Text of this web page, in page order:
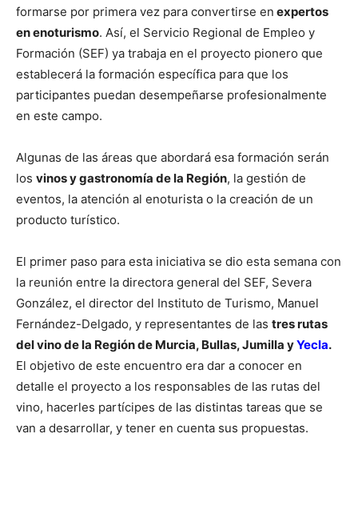
formarse por primera vez para convertirse en expertos
en enoturismo. Así, el Servicio Regional de Empleo y
Formación (SEF) ya trabaja en el proyecto pionero que
establecerá la formación específica para que los
participantes puedan desempeñarse profesionalmente
en este campo.
Algunas de las áreas que abordará esa formación serán
los vinos y gastronomía de la Región, la gestión de
eventos, la atención al enoturista o la creación de un
producto turístico.
El primer paso para esta iniciativa se dio esta semana con
la reunión entre la directora general del SEF, Severa
González, el director del Instituto de Turismo, Manuel
Fernández-Delgado, y representantes de las tres rutas
del vino de la Región de Murcia, Bullas, Jumilla yYecla.
El objetivo de este encuentro era dar a conocer en
detalle el proyecto a los responsables de las rutas del
vino, hacerles partícipes de las distintas tareas que se
van a desarrollar, y tener en cuenta sus propuestas.